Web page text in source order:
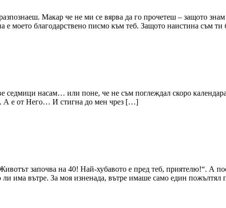
Макар че не ми се вярва да го прочетеш – защото
моето благодарствено писмо към теб. Защото наистина съм
седмици насам… или поне, че не съм поглеждал скоро
А е от Него… И стигна до мен чрез […]
започва на 40! Най-хубавото е пред теб, приятелю!“. А
ли има вътре. За моя изненада, вътре имаше само един